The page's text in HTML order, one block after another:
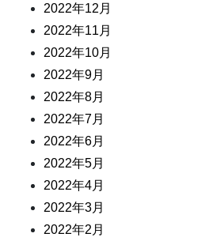
2022年12月
2022年11月
2022年10月
2022年9月
2022年8月
2022年7月
2022年6月
2022年5月
2022年4月
2022年3月
2022年2月